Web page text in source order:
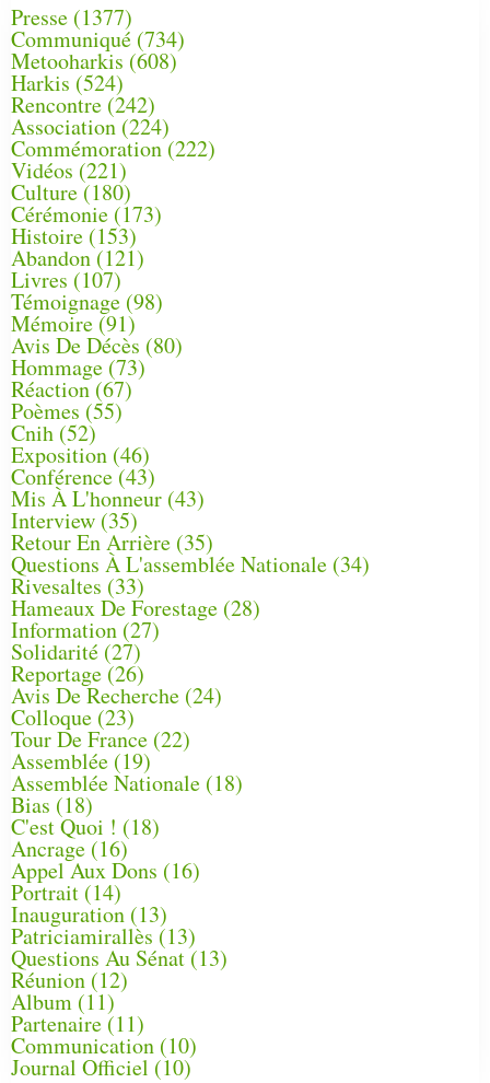
Presse (1377)
Communiqué (734)
Metooharkis (608)
Harkis (524)
Rencontre (242)
Association (224)
Commémoration(222)
Vidéos (221)
Culture(180)
Cérémonie (173)
Histoire (153)
Abandon(121)
Livres (107)
Témoignage (98)
Mémoire (91)
Avis De Décès (80)
Hommage (73)
Réaction(67)
Poèmes (55)
Cnih (52)
Exposition (46)
Conférence(43)
Mis À L'honneur (43)
Interview (35)
Retour En Arrière (35)
Questions À L'assemblée Nationale (34)
Rivesaltes (33)
Hameaux De Forestage (28)
Information (27)
Solidarité (27)
Reportage(26)
Avis De Recherche (24)
Colloque (23)
Tour De France (22)
Assemblée (19)
Assemblée Nationale (18)
Bias (18)
C'est Quoi ! (18)
Ancrage (16)
Appel Aux Dons (16)
Portrait (14)
Inauguration (13)
Patriciamirallès (13)
Questions Au Sénat(13)
Réunion (12)
Album (11)
Partenaire(11)
Communication (10)
Journal Officiel (10)